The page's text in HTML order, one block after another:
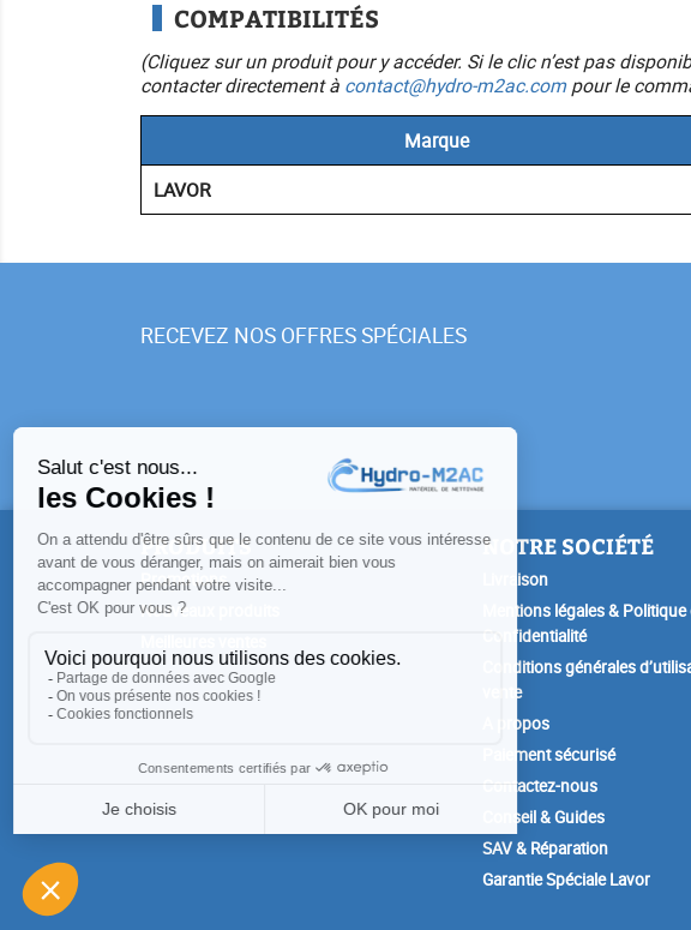
COMPATIBILITÉS
(Cliquez sur un produit pour y accéder. Si le clic n’est pas
contacter directement à contact@hydro-m2ac.compour le
Marque
LAVOR
RECEVEZ NOS OFFRES SPÉCIALES
PRODUITS
Promotions
Nouveaux produits
NOTRE SOCIÉTÉ
Livraison
Mentions légales & Politique
Confidentialité
Conditions générales
vente
A propos
Paiement sécurisé
Contactez-nous
Conseil & Guides
SAV & Réparation
Garantie Spéciale Lavor